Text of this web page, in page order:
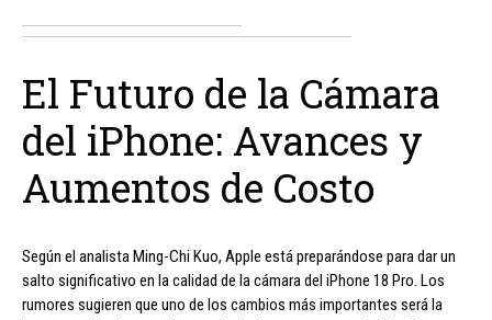
El Futuro de la Cámara
del iPhone: Avances y
Aumentos de Costo
Según el analista Ming-Chi Kuo, Apple está preparándose para dar un
salto significativo en la calidad de la cámara del iPhone 18 Pro. Los
rumores sugieren que uno de los cambios más importantes será la